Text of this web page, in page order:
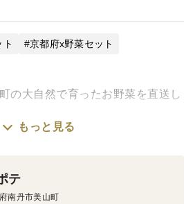
ト 京都府x野菜セット
の大自然で育ったお野菜を直送し
の天然水で栽培した野菜は甘く里
つくった【美山ブランドシール】
もっと見る
テ
南丹市美山町